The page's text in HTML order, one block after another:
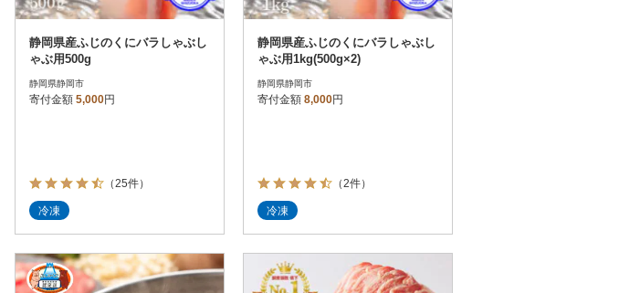
静岡県産ふじのくにバラしゃぶし
ゃぶ用500g
静岡県静岡市
寄付金額 5,000円
（25件）
冷凍
静岡県産ふじのくにバラしゃぶし
ゃぶ用1kg(500g×2)
静岡県静岡市
寄付金額 8,000円
（2件）
冷凍